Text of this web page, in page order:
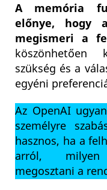
A memória
előnye, hogy
megismeri a
köszönhetően
szükség és a
egyéni
Az OpenAI
személyre
hasznos, ha a
arról, milyen
megosztani a